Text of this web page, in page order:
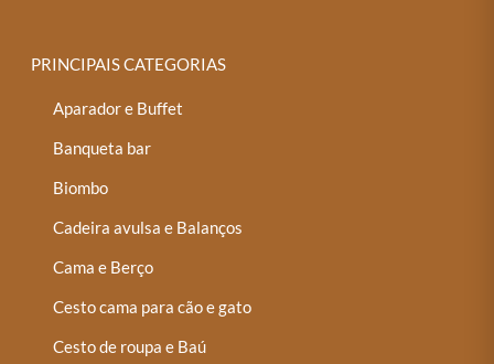
PRINCIPAIS CATEGORIAS
Aparador e Buffet
Banqueta bar
Biombo
Cadeira avulsa e Balanços
Cama e Berço
Cesto cama para cão e gato
Cesto de roupa e Baú